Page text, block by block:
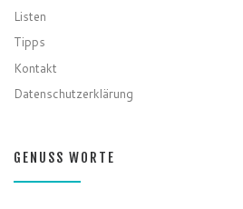
Listen
Tipps
Kontakt
Datenschutzerklärung
GENUSS WORTE